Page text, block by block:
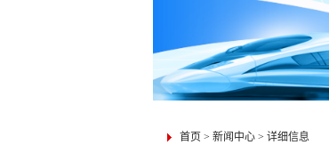
首页 > 新闻中心 > 详细信息